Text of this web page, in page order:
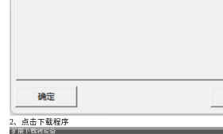
2、点击下载程序